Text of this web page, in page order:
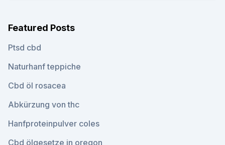
Featured Posts
Ptsd cbd
Naturhanf teppiche
Cbd öl rosacea
Abkürzung von thc
Hanfproteinpulver coles
Cbd ölgesetze in oregon